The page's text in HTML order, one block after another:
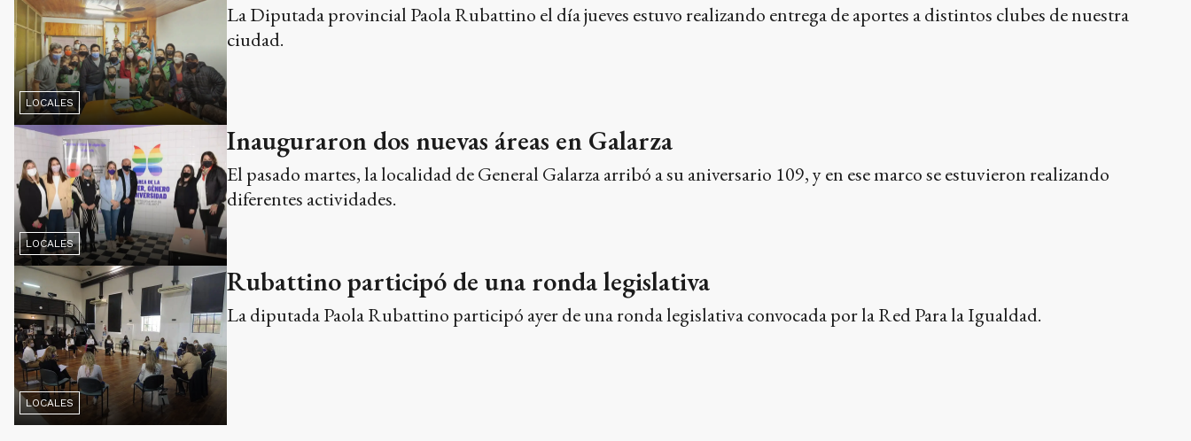
LOCALES
La Diputada provincial Paola Rubattino el día jueves estuvo realizando entrega de aportes a distintos clubes de nuestra
ciudad.
LOCALES
Inauguraron dos nuevas áreas en Galarza
El pasado martes, la localidad de General Galarza arribó a su aniversario 109, y en ese marco se estuvieron realizando
diferentes actividades.
LOCALES
Rubattino participó de una ronda legislativa
La diputada Paola Rubattino participó ayer de una ronda legislativa convocada por la Red Para la Igualdad.